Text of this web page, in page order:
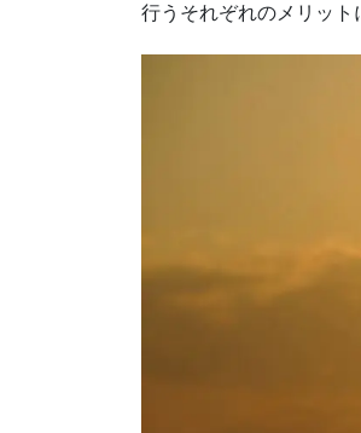
行うそれぞれのメリッ